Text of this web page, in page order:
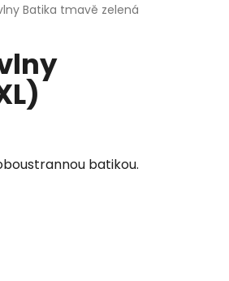
Batika tmavě zelená
batikou.